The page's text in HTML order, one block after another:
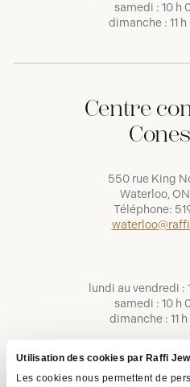
Utilisation des cookies par Raffi
Les cookies nous permettent de
samedi : 10 h
dimanche : 11
Centre
550 rue King
Waterloo,
Téléphone:
lundi au vendredi :
samedi : 10 h
dimanche : 11